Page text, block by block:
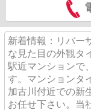
新着情報：リバー
な見た目の外観タ
駅近マンションで
す。マンションタ
加古川付近での新
お任せ下さい。当